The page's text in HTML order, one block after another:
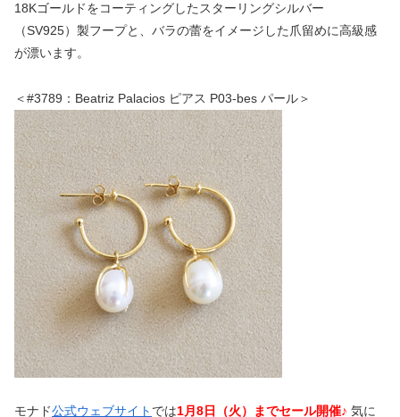
18Kゴールドをコーティングしたスターリングシルバー
（SV925）製フープと、バラの蕾をイメージした爪留めに高級感
が漂います。
＜#3789：Beatriz Palacios ピアス P03-bes パール＞
モナド公式ウェブサイト では1月8日（火）までセール開催♪ 気に